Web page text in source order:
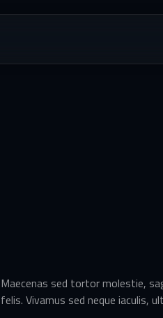
Maecenas sed tortor molestie,
felis. Vivamus sed neque iaculis,